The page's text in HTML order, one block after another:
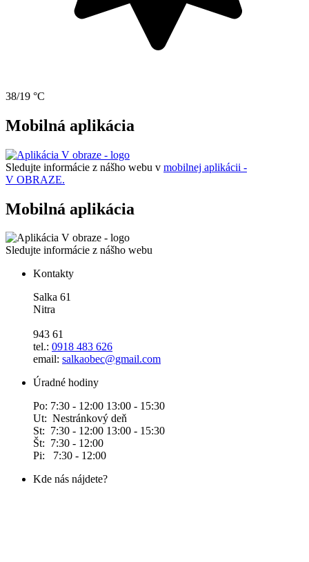
38/19 °C
Mobilná aplikácia
Sledujte informácie z nášho webu v mobilnej aplikácii -
V OBRAZE.
Mobilná aplikácia
Sledujte informácie z nášho webu
Kontakty
Salka 61
Nitra
943 61
tel.: 0918 483 626
email: salkaobec@gmail.com
Úradné hodiny
Po: 7:30 - 12:00 13:00 - 15:30
Ut: Nestránkový deň
St: 7:30 - 12:00 13:00 - 15:30
Št: 7:30 - 12:00
Pi: 7:30 - 12:00
Kde nás nájdete?